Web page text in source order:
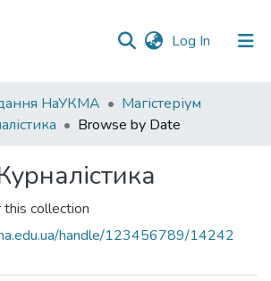
Log In (current)
НаУКМА
Магістеріум
Browse by Date
collection
handle/123456789/14242